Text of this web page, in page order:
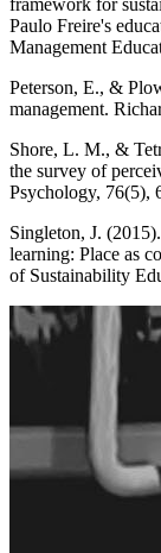
framework for
Paulo Freire's
Management
Peterson, E., &
management.
Shore, L. M., &
the survey of
Psychology, 76(5),
Singleton, J.
learning: Place as
of Sustainability